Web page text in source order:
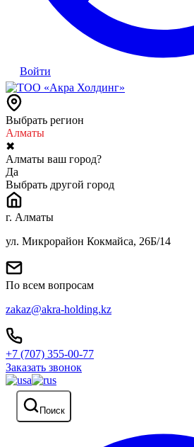
Войти
Выбрать регион
Алматы
✖
Алматы ваш город?
Да
Выбрать другой город
г. Алматы
ул. Микрорайон Кокмайса, 26Б/14
По всем вопросам
zakaz@akra-holding.kz
+7 (707) 355-00-77
Заказать звонок
Поиск